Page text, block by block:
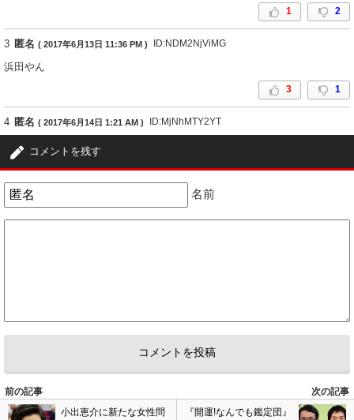
1 2
3 匿名 ( 2017年6月13日 11:36 PM ) ID:NDM2NjViMG
浜田やん
3 1
4 匿名 ( 2017年6月14日 1:21 AM ) ID:MjNhMTY2YT
いちいちスッピンです！っていう必要ってあるのかね
3 0
匿名 ID:N2NmMjdkYj
整形してるとか言ってるやつはこの不細工なすっぴんを忘れてはいけない
コメントを残す
名前
前の記事
次の記事
小出恵介に新たな女性問
『開運!なんでも鑑定団』